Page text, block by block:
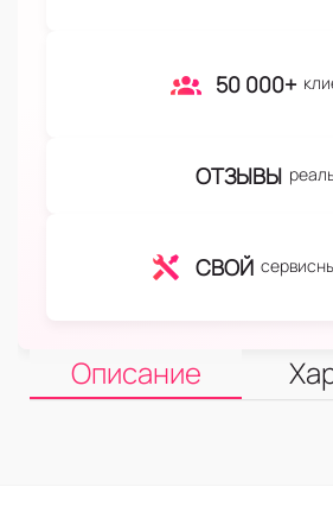
50 000+
ОТЗЫВЫ
СВОЙ
Описание